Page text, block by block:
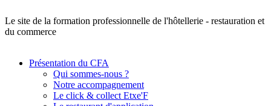
Le site de la formation professionnelle de l'hôtellerie - restauration et
du commerce
Présentation du CFA
Qui sommes-nous ?
Notre accompagnement
Le click & collect Etxe'F